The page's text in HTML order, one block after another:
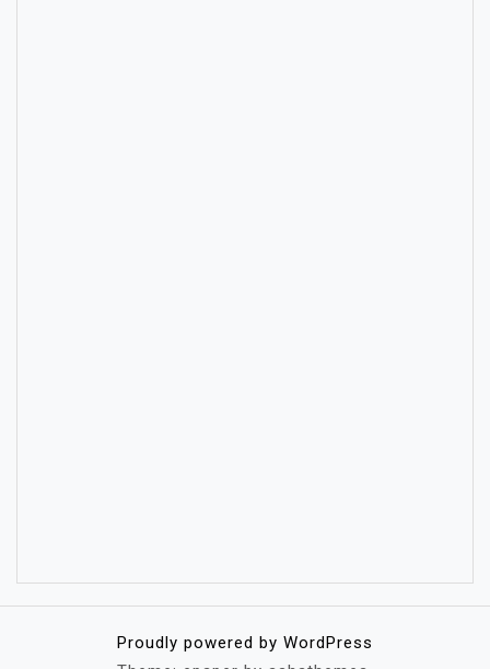
Proudly powered by WordPress